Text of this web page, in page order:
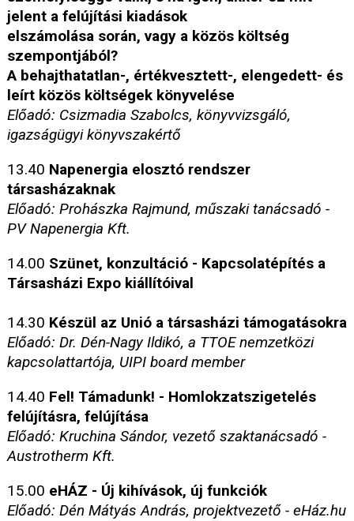
jelent a felújítási kiadások
elszámolása során, vagy a közös költség
szempontjából?
A behajthatatlan-, értékvesztett-, elengedett- és
leírt közös költségek könyvelése
Előadó: Csizmadia Szabolcs, könyvvizsgáló,
igazságügyi könyvszakértő
13.40 Napenergia elosztó rendszer
társasházaknak
Előadó: Prohászka Rajmund, műszaki tanácsadó -
PV Napenergia Kft.
14.00 Szünet, konzultáció - Kapcsolatépítés a
Társasházi Expo kiállítóival
14.30 Készül az Unió a társasházi támogatásokra
Előadó: Dr. Dén-Nagy Ildikó, a TTOE nemzetközi
kapcsolattartója, UIPI board member
14.40 Fel! Támadunk! - Homlokzatszigetelés
felújításra, felújítása
Előadó: Kruchina Sándor, vezető szaktanácsadó -
Austrotherm Kft.
15.00 eHÁZ - Új kihívások, új funkciók
Előadó: Dén Mátyás András, projektvezető - eHáz.hu